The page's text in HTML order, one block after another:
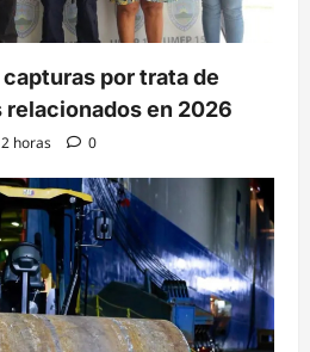
por trata de
en 2026
horas 0